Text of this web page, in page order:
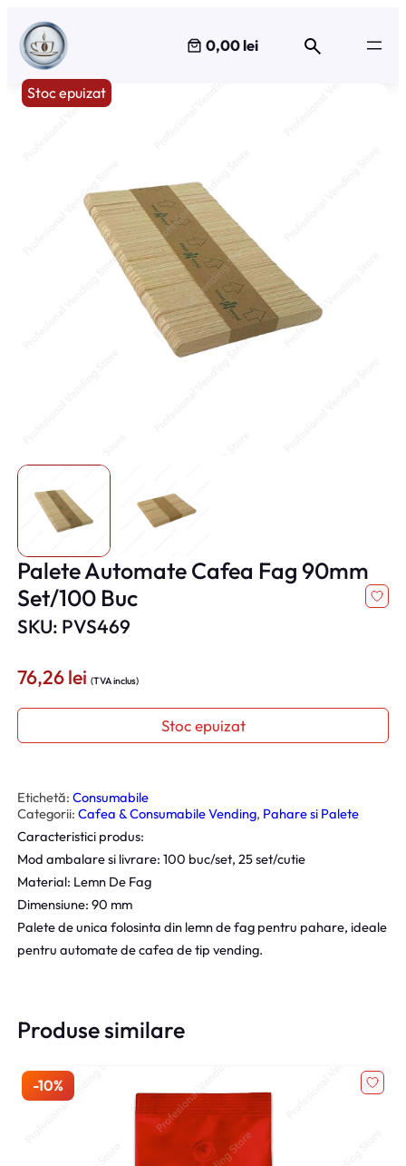
Sari
conținut
0,00 lei
Stoc epuizat
Palete Automate Cafea Fag 90mm
Set/100 Buc
SKU: PVS469
76,26lei (TVA inclus)
Stoc epuizat
Etichetă:Consumabile
Categorii:Cafea & Consumabile Vending, Pahare si Palete
Caracteristici produs:
Mod ambalare si livrare: 100 buc/set, 25 set/cutie
Material: Lemn De Fag
Dimensiune: 90 mm
Palete de unica folosinta din lemn de fag pentru pahare, ideale
pentru automate de cafea de tip vending.
Produse similare